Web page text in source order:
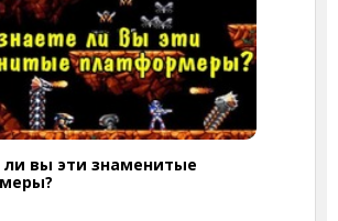
ли вы эти знаменитые